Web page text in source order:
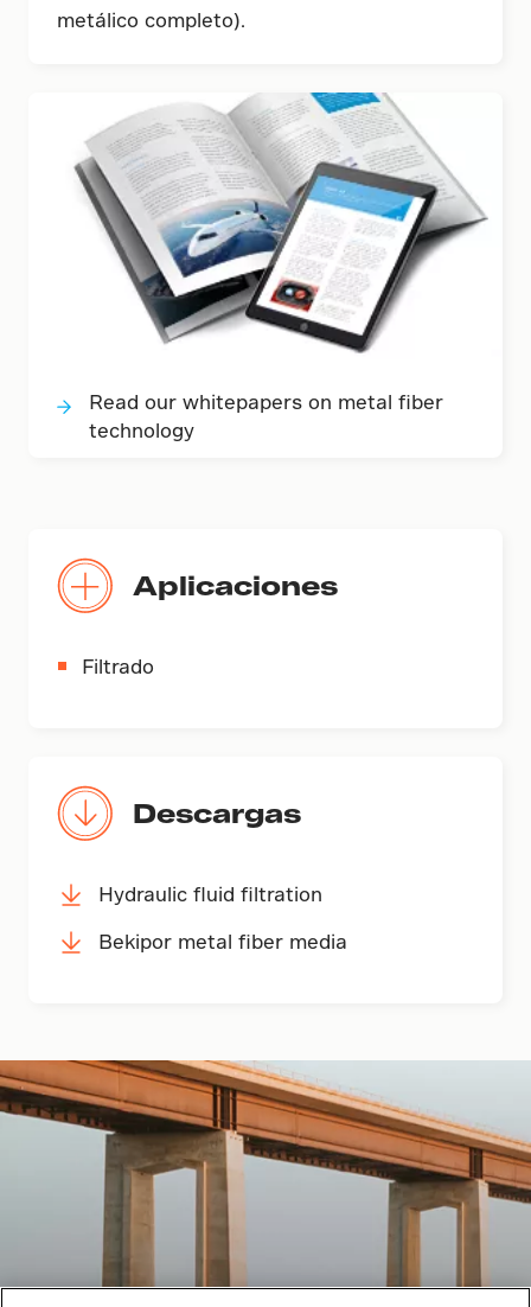
metálico completo).
Read our whitepapers on metal fiber
technology
Aplicaciones
Filtrado
Descargas
Hydraulic fluid filtration
Bekipor metal fiber media